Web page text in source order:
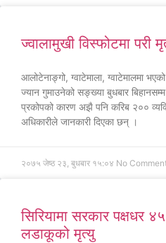
ज्वालामुखी विस्फोटमा परी
आलोटेनाङ्गो, ग्वाटेमाला, ग्वाटेमालमा
ज्यान गुमाउनेको सङ्ख्या बुधबार
प्रकोपको कारण अझै पनि करिब २००
अधिकारीले जानकारी दिएका छन् ।
२०७५ जेष्ठ २३, बुधबार १५:०४ No
सिरियामा सरकार पक्षधर
लडाकूको मृत्यु